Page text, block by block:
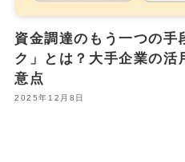
資金調達のもう一つの手
ク」とは？大手企業の活
意点
2025年12月8日